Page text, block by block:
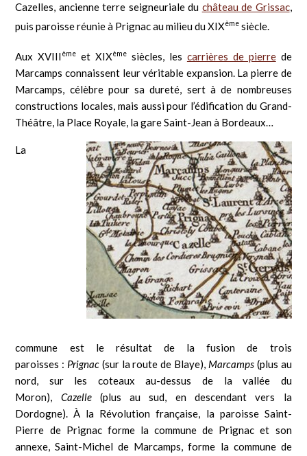
Cazelles, ancienne terre seigneuriale du château de Grissac,
puis paroisse réunie à Prignac au milieu du XIXème siècle.
Aux XVIIIème et XIXème siècles, les carrières de pierrede
Marcamps connaissent leur véritable expansion. La pierre de
Marcamps, célèbre pour sa dureté, sert à de nombreuses
constructions locales, mais aussi pour l’édification du Grand-
Théâtre, la Place Royale, la gare Saint-Jean à Bordeaux…
La
commune est le résultat de la fusion de trois
paroisses : Prignac (sur la route de Blaye), Marcamps(plus au
nord, sur les coteaux au-dessus de la vallée du
Moron), Cazelle(plus au sud, en descendant vers la
Dordogne). À la Révolution française, la paroisse Saint-
Pierre de Prignac forme la commune de Prignac et son
annexe, Saint-Michel de Marcamps, forme la commune de